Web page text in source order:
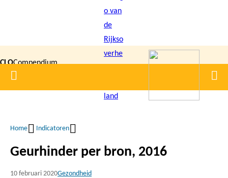
inhoud
gaan
CLOCompendium
voor de
Home
Kruimelpad
Home Indicatoren
Geurhinder per bron, 2016
10 februari 2020Gezondheid